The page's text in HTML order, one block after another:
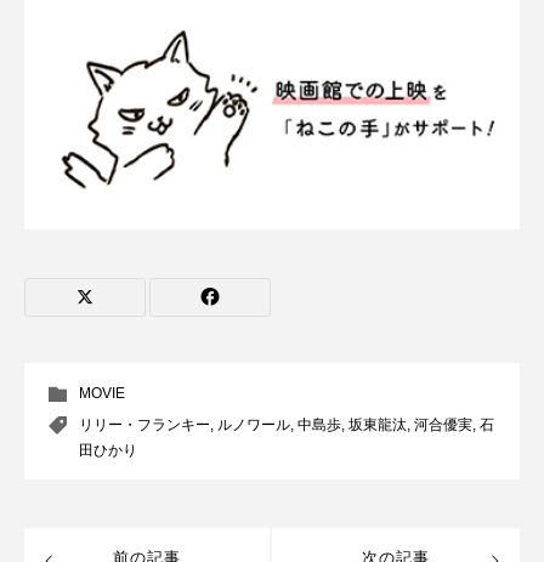
MOVIE
リリー・フランキー, ルノワール, 中島歩, 坂東龍汰, 河合優実, 石
田ひかり
前の記事 次の記事